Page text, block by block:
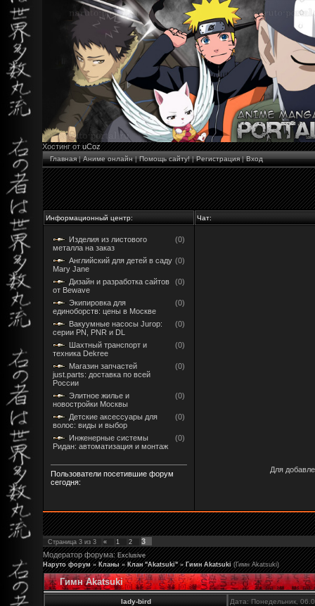
Хостинг отuCoz
Главная|Аниме онлайн|Помощь сайту!|Регистрация|Вход
Информационный центр: Чат:
Изделия из листового
металла на заказ
(0)
Английский для детей в саду
Mary Jane
(0)
Дизайн и разработка сайтов
от Bewave
(0)
Экипировка для
единоборств: цены в Москве
(0)
Вакуумные насосы Jurop:
серии PN, PNR и DL
(0)
Шахтный транспорт и
техника Dekree
(0)
Магазин запчастей
just.parts: доставка по всей
России
(0)
Элитное жилье и
новостройки Москвы
(0)
Детские аксессуары для
волос: виды и выбор
(0)
Инженерные системы
Ридан: автоматизация и монтаж
(0)
Пользователи посетившие форум
сегодня:
Для
Страница 3 из 3 « 1 2
3
Модератор форума:Exclusive
Наруто форум » Кланы » Клан "Akatsuki" » Гимн Akatsuki (Гимн Akatsuki)
Гимн Akatsuki
lady-bird Дата: Понедельник,